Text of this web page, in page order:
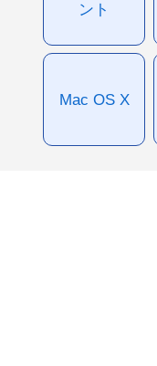
ント
Mac OS X